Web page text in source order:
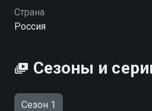
Посмотреть онлайн 1 сезон
вы можете совершенно
Страна
Россия
Сезоны и
Сезон 1